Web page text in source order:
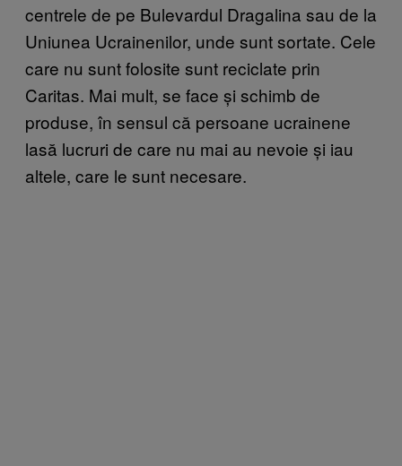
centrele de pe Bulevardul Dragalina sau de la
Uniunea Ucrainenilor, unde sunt sortate. Cele
care nu sunt folosite sunt reciclate prin
Caritas. Mai mult, se face și schimb de
produse, în sensul că persoane ucrainene
lasă lucruri de care nu mai au nevoie și iau
altele, care le sunt necesare.